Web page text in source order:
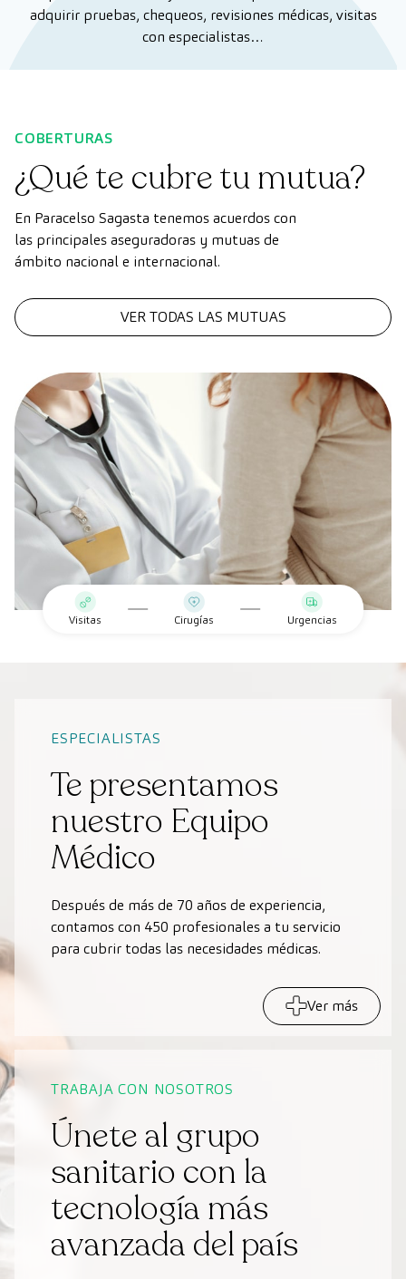
adquirir pruebas, chequeos, revisiones médicas, visitas
con especialistas…
COBERTURAS
¿Qué te cubre tu mutua?
En Paracelso Sagasta tenemos acuerdos con
las principales aseguradoras y mutuas de
ámbito nacional e internacional.
VER TODAS LAS MUTUAS
Visitas Cirugías Urgencias
ESPECIALISTAS
Te presentamos
nuestro Equipo
Médico
Después de más de 70 años de experiencia,
contamos con 450 profesionales a tu servicio
para cubrir todas las necesidades médicas.
Ver más
TRABAJA CON NOSOTROS
Únete al grupo
sanitario con la
tecnología más
avanzada del país